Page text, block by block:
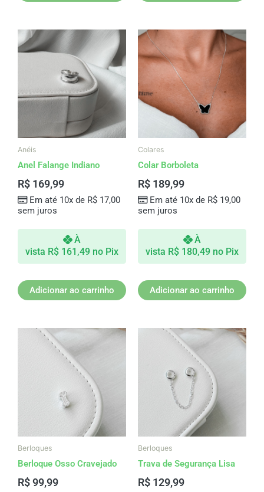
Anéis
Anel Falange Indiano
R$ 169,99
Em até 10x de R$17,00
sem juros
À
vista R$ 161,49 no Pix
Adicionar ao carrinho
Colares
Colar Borboleta
R$ 189,99
Em até 10x de R$19,00
sem juros
À
vista R$ 180,49 no Pix
Adicionar ao carrinho
Berloques
Berloque Osso Cravejado
R$99,99
Berloques
Trava de Segurança Lisa
R$ 129,99